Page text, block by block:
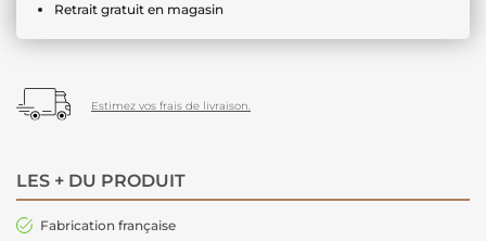
Retrait gratuit en magasin
Estimez vos frais de livraison.
LES + DU PRODUIT
Fabrication française